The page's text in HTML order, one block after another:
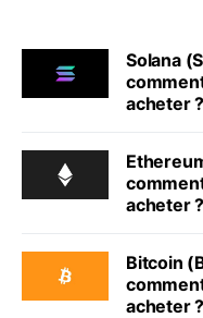
Solana
acheter ?
acheter ?
Bitcoin
acheter ?